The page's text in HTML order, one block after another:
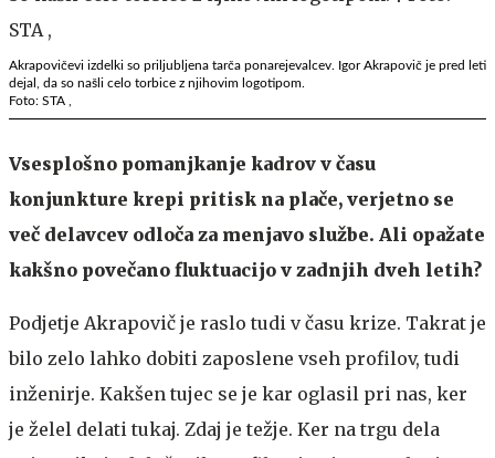
Akrapovičevi izdelki so priljubljena tarča ponarejevalcev. Igor Akrapovič je pred leti
dejal, da so našli celo torbice z njihovim logotipom.
Foto: STA ,
Vsesplošno pomanjkanje kadrov v času
konjunkture krepi pritisk na plače, verjetno se
več delavcev odloča za menjavo službe. Ali opažate
kakšno povečano fluktuacijo v zadnjih dveh letih?
Podjetje Akrapovič je raslo tudi v času krize. Takrat je
bilo zelo lahko dobiti zaposlene vseh profilov, tudi
inženirje. Kakšen tujec se je kar oglasil pri nas, ker
je želel delati tukaj. Zdaj je težje. Ker na trgu dela